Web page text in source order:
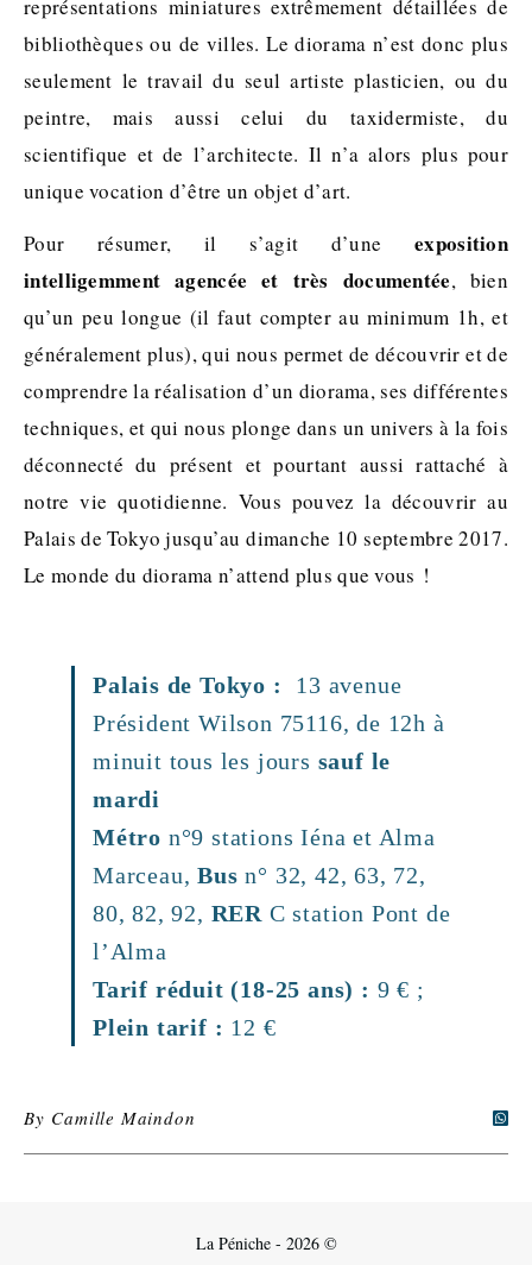
représentations miniatures extrêmement détaillées de
bibliothèques ou de villes. Le diorama n’est donc plus
seulement le travail du seul artiste plasticien, ou du
peintre, mais aussi celui du taxidermiste, du
scientifique et de l’architecte. Il n’a alors plus pour
unique vocation d’être un objet d’art.
Pour résumer, il s’agit d’une exposition
intelligemment agencée et très documentée, bien
qu’un peu longue (il faut compter au minimum 1h, et
généralement plus), qui nous permet de découvrir et de
comprendre la réalisation d’un diorama, ses différentes
techniques, et qui nous plonge dans un univers à la fois
déconnecté du présent et pourtant aussi rattaché à
notre vie quotidienne. Vous pouvez la découvrir au
Palais de Tokyo jusqu’au dimanche 10 septembre 2017.
Le monde du diorama n’attend plus que vous !
Palais de Tokyo :
13 avenue
Président Wilson 75116, de 12h à
minuit tous les jours sauf le
mardi
Métro n°9 stations Iéna et Alma
Marceau,Bus n° 32, 42, 63, 72,
80, 82, 92, RER C station Pont de
l’Alma
Tarif réduit (18-25 ans) : 9 € ;
Plein tarif : 12 €
By Camille Maindon
La Péniche - 2026 ©